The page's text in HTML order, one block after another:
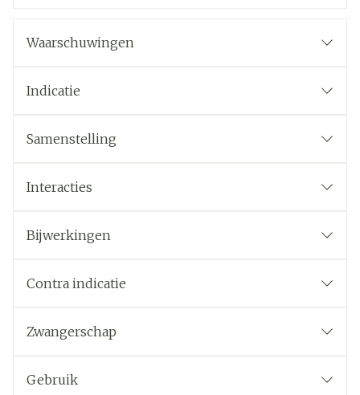
Waarschuwingen
Indicatie
Samenstelling
Interacties
Bijwerkingen
Contra indicatie
Zwangerschap
Gebruik